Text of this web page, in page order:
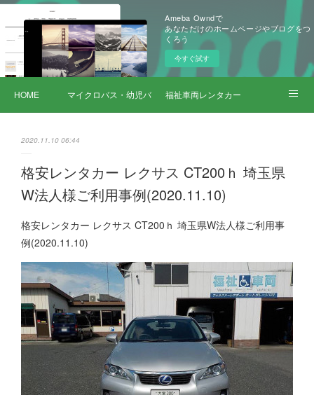
Ameba Owndで
あなただけのホームページやブログをつ
くろう
今すぐ試す
HOME マイクロバス・幼児バス レンタカー福祉車両レンタカー
2020.11.10 06:44
格安レンタカー レクサス CT200ｈ 埼玉県
W法人様ご利用事例(2020.11.10)
格安レンタカー レクサス CT200ｈ 埼玉県W法人様ご利用事
例(2020.11.10)